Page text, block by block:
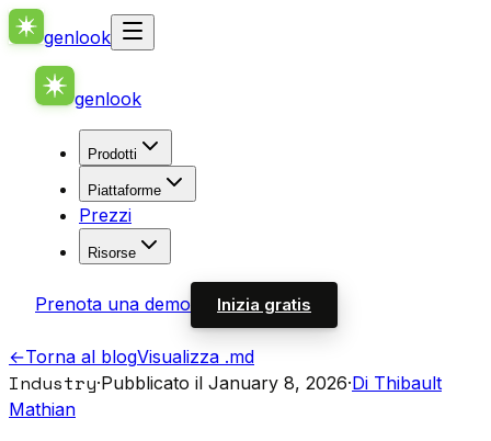
genlook
genlook
Prodotti
Piattaforme
Prezzi
Risorse
Prenota una demo Inizia gratis
←Torna al blogVisualizza .md
Industry·Pubblicato il January 8, 2026·Di Thibault
Mathian